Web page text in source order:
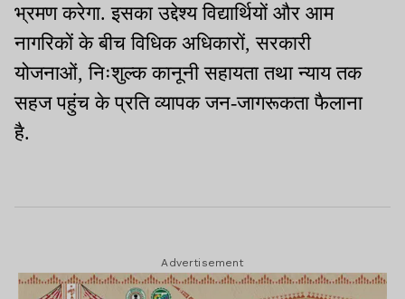
भ्रमण करेगा. इसका उद्देश्य विद्यार्थियों और आम
नागरिकों के बीच विधिक अधिकारों, सरकारी
योजनाओं, निःशुल्क कानूनी सहायता तथा न्याय तक
सहज पहुंच के प्रति व्यापक जन-जागरूकता फैलाना
है.
Advertisement